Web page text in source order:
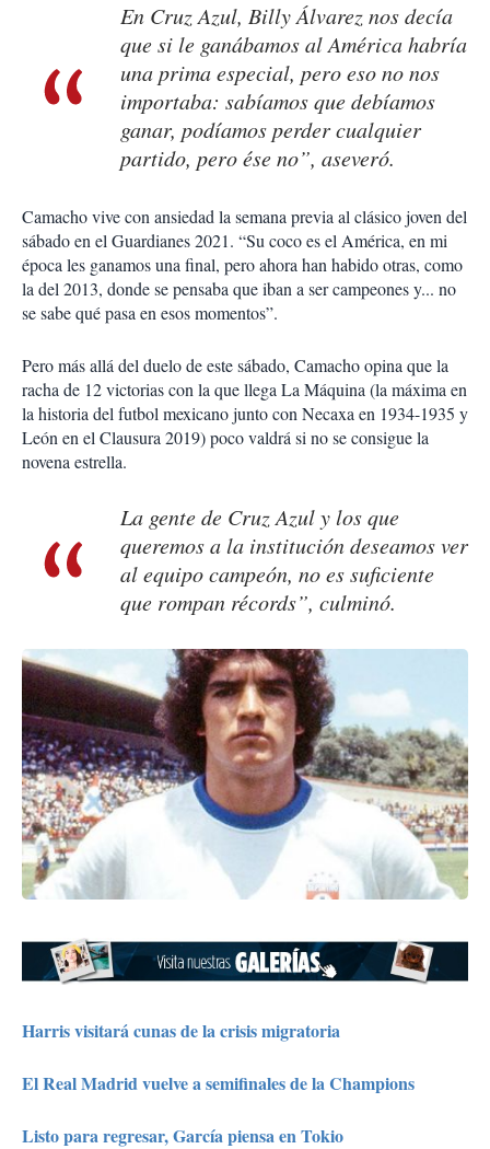
En Cruz Azul, Billy Álvarez nos decía
que si le ganábamos al América habría
una prima especial, pero eso no nos
importaba: sabíamos que debíamos
ganar, podíamos perder cualquier
partido, pero ése no”, aseveró.
Camacho vive con ansiedad la semana previa al clásico joven del
sábado en el Guardianes 2021. “Su coco es el América, en mi
época les ganamos una final, pero ahora han habido otras, como
la del 2013, donde se pensaba que iban a ser campeones y... no
se sabe qué pasa en esos momentos”.
Pero más allá del duelo de este sábado, Camacho opina que la
racha de 12 victorias con la que llega La Máquina (la máxima en
la historia del futbol mexicano junto con Necaxa en 1934-1935 y
León en el Clausura 2019) poco valdrá si no se consigue la
novena estrella.
La gente de Cruz Azul y los que
queremos a la institución deseamos ver
al equipo campeón, no es suficiente
que rompan récords”, culminó.
Harris visitará cunas de la crisis migratoria
El Real Madrid vuelve a semifinales de la Champions
Listo para regresar, García piensa en Tokio